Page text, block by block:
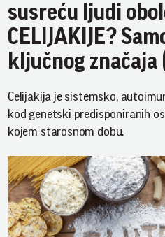
susreću ljudi
CELIJAKIJE?
ključnog značaja
Celijakija je sistemsko,
kod genetski predisponiranih
kojem starosnom dobu.